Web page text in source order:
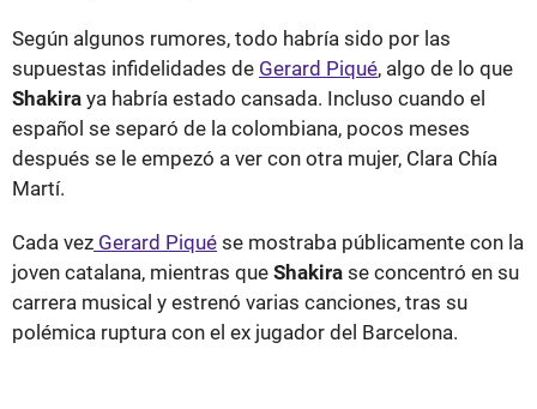
Según algunos rumores, todo habría sido por las
supuestas infidelidades de Gerard Piqué, algo de lo que
Shakira ya habría estado cansada. Incluso cuando el
español se separó de la colombiana, pocos meses
después se le empezó a ver con otra mujer, Clara Chía
Martí.
Cada vez Gerard Piqué se mostraba públicamente con la
joven catalana, mientras que Shakira se concentró en su
carrera musical y estrenó varias canciones, tras su
polémica ruptura con el ex jugador del Barcelona.